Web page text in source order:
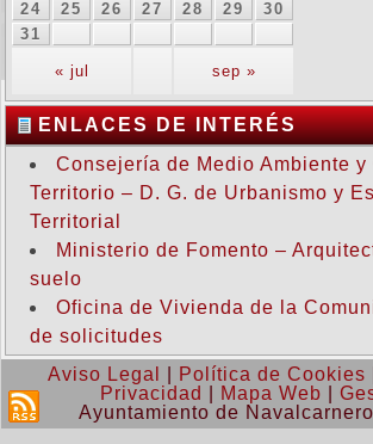
« jul sep »
24
25 26 27 28 29
30
31
ENLACES DE INTERÉS
Consejería de Medio Ambiente y
Territorio – D. G. de Urbanismo y
Territorial
Ministerio de Fomento –
suelo
Oficina de Vivienda de la
de solicitudes
Aviso Legal
Política de Cookies
Privacidad
Mapa Web
Ayuntamiento de